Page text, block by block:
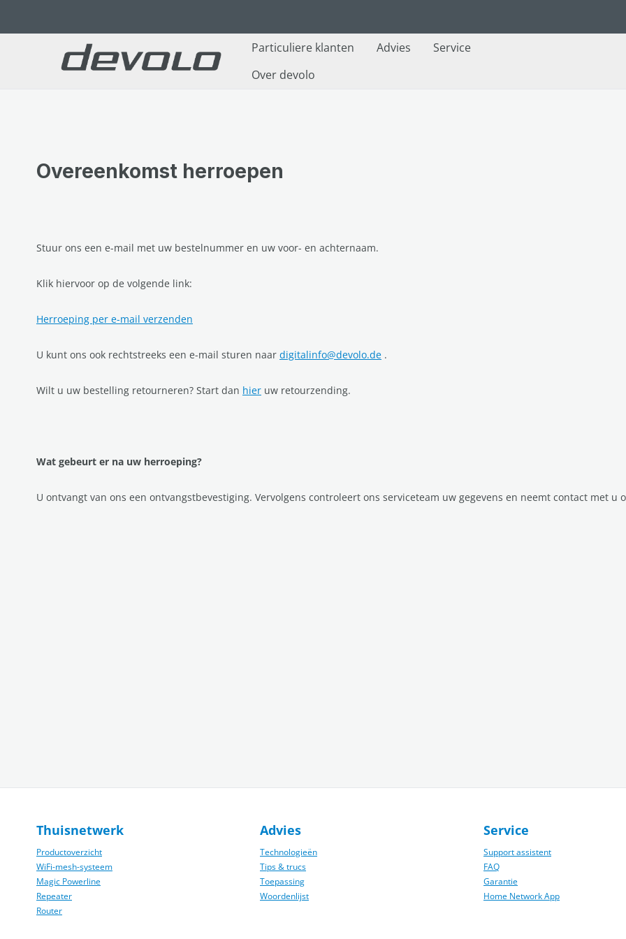
Particuliere klanten Advies
Service
Over devolo
Overeenkomst herroepen
Stuur ons een e-mail met uw bestelnummer en uw voor- en achternaam.
Klik hiervoor op de volgende link:
Herroeping per e-mail verzenden
U kunt ons ook rechtstreeks een e-mail sturen naar digitalinfo@devolo.de .
Wilt u uw bestelling retourneren? Start dan hier uw retourzending.
Wat gebeurt er na uw herroeping?
U ontvangt van ons een ontvangstbevestiging. Vervolgens controleert ons serviceteam uw gegevens en neemt contact met u
Thuisnetwerk
Productoverzicht
WiFi-mesh-­systeem
Magic Powerline
Repeater
Router
Advies
Technologieën
Tips & trucs
Toepassing
Woordenlijst
Service
Support assistent
FAQ
Garantie
Home Network App